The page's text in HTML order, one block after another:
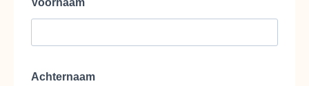
Voornaam
Achternaam